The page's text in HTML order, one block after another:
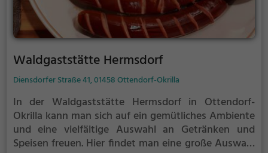
Waldgaststätte Hermsdorf
Diensdorfer Straße 41, 01458 Ottendorf-Okrilla
In der Waldgaststätte Hermsdorf in Ottendorf-
Okrilla kann man sich auf ein gemütliches Ambiente
und eine vielfältige Auswahl an Getränken und
Speisen freuen. Hier findet man eine große Auswahl